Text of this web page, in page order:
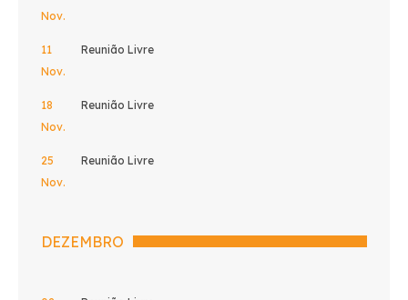
Nov.
11
Nov.
Reunião Livre
18
Nov.
Reunião Livre
25
Nov.
Reunião Livre
DEZEMBRO